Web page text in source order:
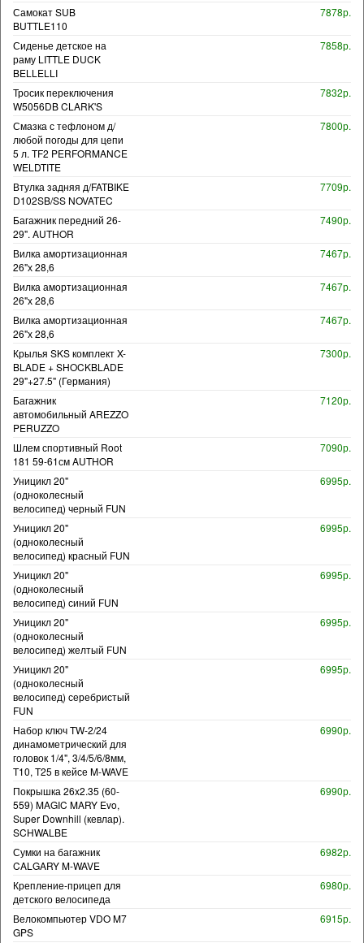
Самокат SUB
BUTTLE110
7878р.
Сиденье детское на
раму LITTLE DUCK
BELLELLI
7858р.
Тросик переключения
W5056DB CLARK'S
7832р.
Смазка с тефлоном д/
любой погоды для цепи
5 л. TF2 PERFORMANCE
WELDTITE
7800р.
Втулка задняя д/FATBIKE
D102SB/SS NOVATEC
7709р.
Багажник передний 26-
29". AUTHOR
7490р.
Вилка амортизационная
26"х 28,6
7467р.
Вилка амортизационная
26"х 28,6
7467р.
Вилка амортизационная
26"х 28,6
7467р.
Крылья SKS комплект X-
BLADE + SHOCKBLADE
29"+27.5" (Германия)
7300р.
Багажник
автомобильный AREZZO
PERUZZO
7120р.
Шлем спортивный Root
181 59-61см AUTHOR
7090р.
Уницикл 20"
(одноколесный
велосипед) черный FUN
6995р.
Уницикл 20"
(одноколесный
велосипед) красный FUN
6995р.
Уницикл 20"
(одноколесный
велосипед) синий FUN
6995р.
Уницикл 20"
(одноколесный
велосипед) желтый FUN
6995р.
Уницикл 20"
(одноколесный
велосипед) серебристый
FUN
6995р.
Набор ключ TW-2/24
динамометрический для
головок 1/4", 3/4/5/6/8мм,
T10, T25 в кейсе M-WAVE
6990р.
Покрышка 26x2.35 (60-
559) MAGIC MARY Evo,
Super Downhill (кевлар).
SCHWALBE
6990р.
Сумки на багажник
CALGARY M-WAVE
6982р.
Крепление-прицеп для
детского велосипеда
6980р.
Велокомпьютер VDO M7
GPS
6915р.